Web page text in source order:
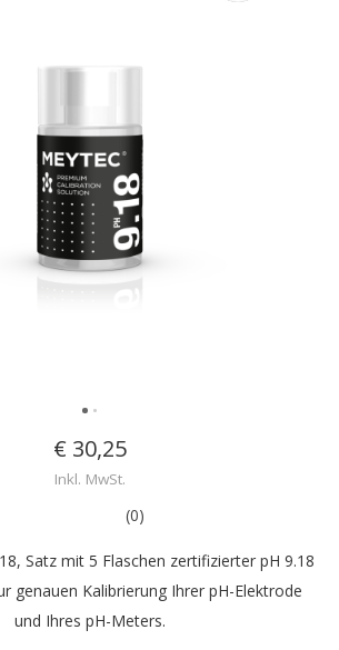
€ 30,25
Inkl. MwSt.
(0)
Satz mit 5 Flaschen zertifizierter pH 9.18
genauen Kalibrierung Ihrer pH-Elektrode
und Ihres pH-Meters.